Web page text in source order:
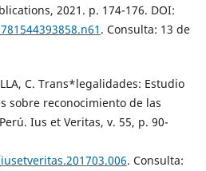
2021. p. 174-176. DOI:
. Consulta: 13 de
C. Trans*legalidades: Estudio
sobre reconocimiento de las
Ius et Veritas, v. 55, p. 90-
. Consulta: